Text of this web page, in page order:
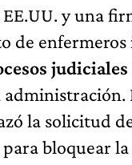
y una
de enfermeros
judiciales
la solicitud
bloquear